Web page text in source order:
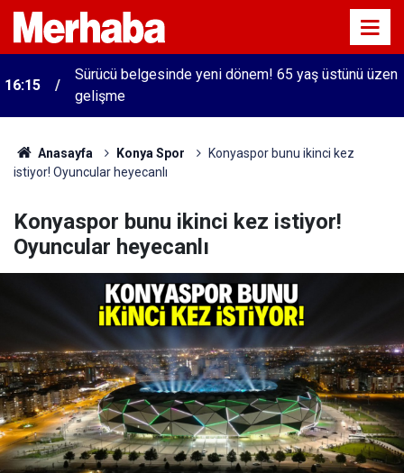
16:15
Sürücü belgesinde yeni dönem! 65 yaş üstünü üzen
gelişme
Anasayfa Konya Spor
Konyaspor bunu ikinci kez
istiyor! Oyuncular heyecanlı
Konyaspor bunu ikinci kez istiyor!
Oyuncular heyecanlı